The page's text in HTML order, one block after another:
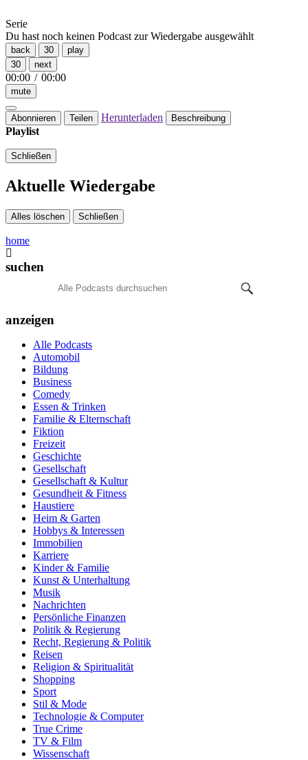
Serie
Du hast noch keinen Podcast zur Wiedergabe ausgewählt
back 30
play
30
next
00:00 / 00:00
mute
Abonnieren Teilen Herunterladen Beschreibung
Playlist
Schließen
Aktuelle Wiedergabe
Alles löschen Schließen
home
suchen
anzeigen
Alle Podcasts
Automobil
Bildung
Business
Comedy
Essen & Trinken
Familie & Elternschaft
Fiktion
Freizeit
Geschichte
Gesellschaft
Gesellschaft & Kultur
Gesundheit & Fitness
Haustiere
Heim & Garten
Hobbys & Interessen
Immobilien
Karriere
Kinder & Familie
Kunst & Unterhaltung
Musik
Nachrichten
Persönliche Finanzen
Politik & Regierung
Recht, Regierung & Politik
Reisen
Religion & Spiritualität
Shopping
Sport
Stil & Mode
Technologie & Computer
True Crime
TV & Film
Wissenschaft